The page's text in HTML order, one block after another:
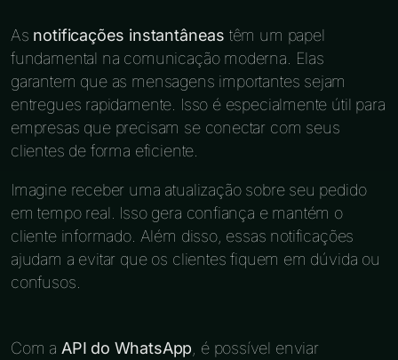
As notificações instantâneas têm um papel
fundamental na comunicação moderna. Elas
garantem que as mensagens importantes sejam
entregues rapidamente. Isso é especialmente útil para
empresas que precisam se conectar com seus
clientes de forma eficiente.
Imagine receber uma atualização sobre seu pedido
em tempo real. Isso gera confiança e mantém o
cliente informado. Além disso, essas notificações
ajudam a evitar que os clientes fiquem em dúvida ou
confusos.
Com a API do WhatsApp , é possível enviar